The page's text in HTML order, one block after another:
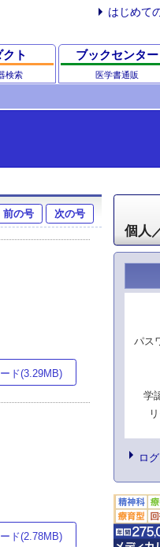
はじめて
ト
検索
ブックセンター
医学書通販
前の号 次の号
ド(3.29MB)
ド(2.78MB)
個人
パス
学
ロ